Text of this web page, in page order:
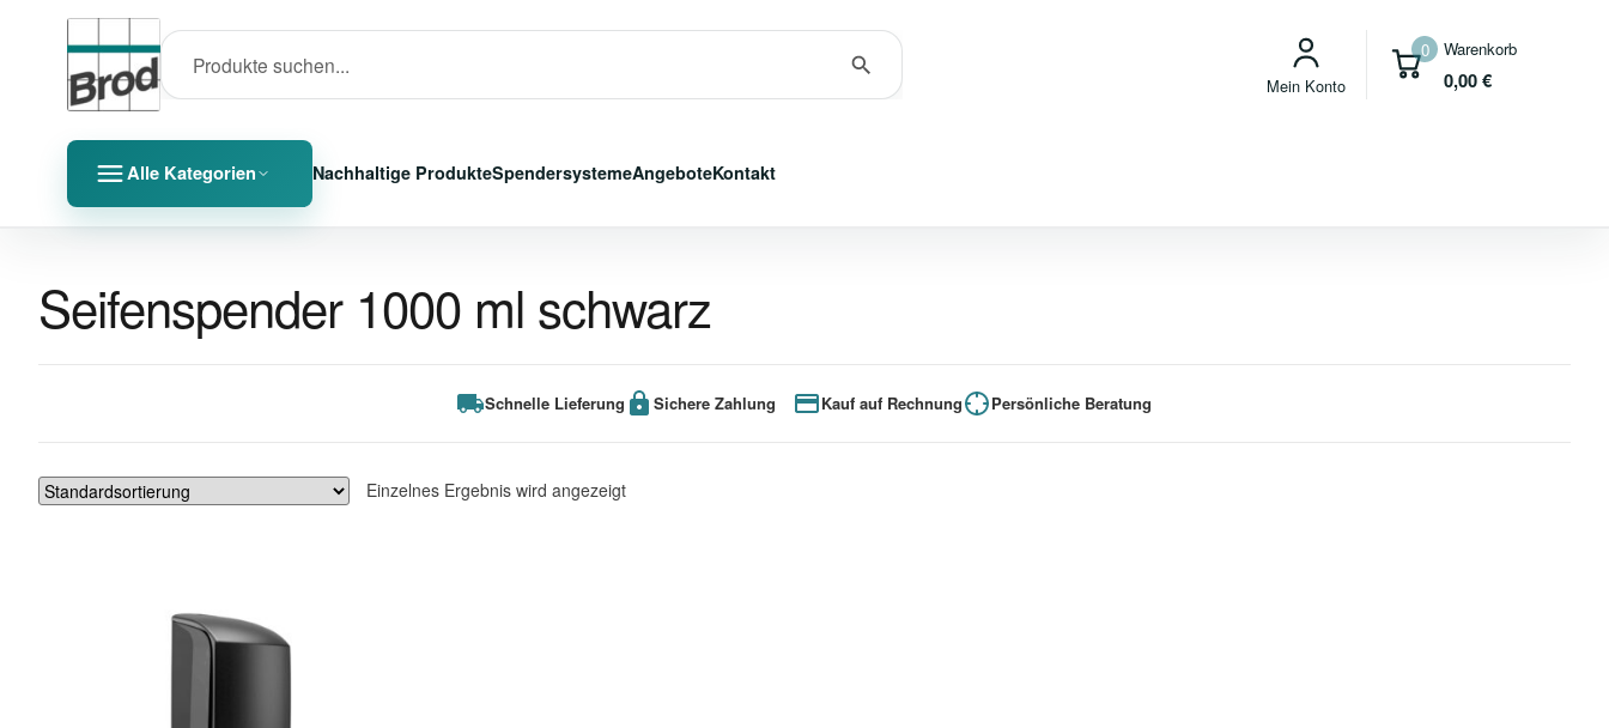
0 Warenkorb
0,00€
Mein Konto
Alle Kategorien Nachhaltige ProdukteSpendersystemeAngeboteKontakt
Seifenspender 1000 ml schwarz
Schnelle Lieferung Sichere Zahlung Kauf auf Rechnung Persönliche Beratung
Einzelnes Ergebnis wird angezeigt